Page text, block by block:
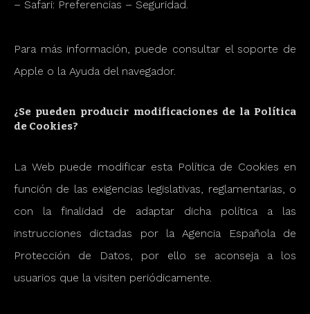
– Safari: Preferencias – Seguridad.
Para más información, puede consultar el soporte de
Apple o la Ayuda del navegador.
¿Se pueden producir modificaciones de la Política
de Cookies?
La Web puede modificar esta Política de Cookies en
función de las exigencias legislativas, reglamentarias, o
con la finalidad de adaptar dicha política a las
instrucciones dictadas por la Agencia Española de
Protección de Datos, por ello se aconseja a los
usuarios que la visiten periódicamente.